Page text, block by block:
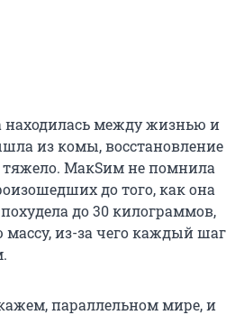
между жизнью и
из комы, восстановление
тяжело. МакSим не помнила
до того, как она
до 30 килограммов,
из-за чего каждый шаг
параллельном мире, и